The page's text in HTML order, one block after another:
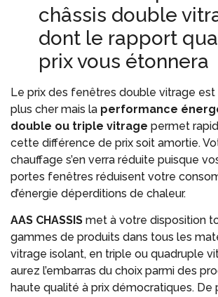
châssis double
dont le rapport
prix vous étonnera
Le prix des fenêtres double vitrage
plus cher mais la performance
double ou triple vitrage permet
cette différence de prix soit amortie.
chauffage s’en verra réduite puisque
portes fenêtres réduisent votre
d’énergie déperditions de chaleur.
AAS CHASSIS met à votre disposition
gammes de produits dans tous les
vitrage isolant, en triple ou quadruple
aurez l’embarras du choix parmi des
haute qualité à prix démocratiques. De